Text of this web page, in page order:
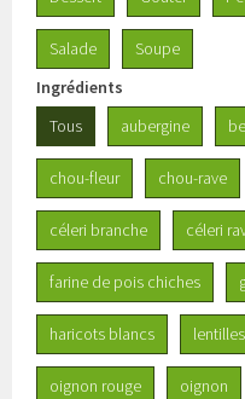
Salade
Soupe
Ingrédients
Tous
aubergine
chou-fleur chou-rave
céleri branche céleri
farine de pois chiches
haricots blancs
oignon rouge oignon